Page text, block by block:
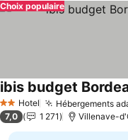
Choix populaire
2 Étoiles
Hotel Hébergements
ibis budget
7,0 1 271 Villenave-